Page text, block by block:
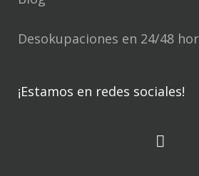
Desokupaciones en 24/48
¡Estamos en redes sociales!